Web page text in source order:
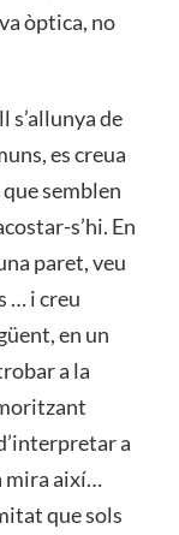
òptica, no
s’allunya de
es creua
semblen
s’hi. En
paret, veu
… i creu
en un
a la
a
mira així…
que sols